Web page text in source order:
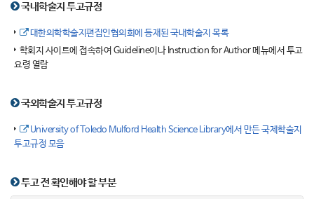
국내학술지 투고규정
대한의학학술지편집인협의회에 등재된 국내학술지 목록
학회지 사이트에 접속하여 Guideline이나 Instruction for Author 메뉴에서 투고
요령 열람
국외학술지 투고규정
University of Toledo Mulford Health Science Library에서 만든 국제학술지
투고규정 모음
투고 전 확인해야 할 부분